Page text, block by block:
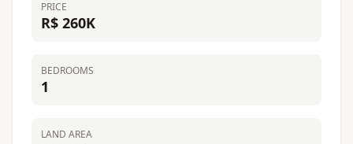
PRICE
R$ 260K
BEDROOMS
1
LAND AREA